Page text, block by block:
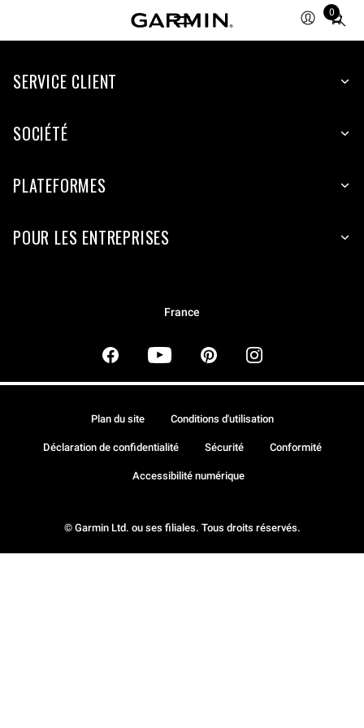
0
Total
items
cart:
SERVICE CLIENT
SOCIÉTÉ
PLATEFORMES
POUR LES ENTREPRISES
France
© Garmin Ltd. ou ses filiales. Tous droits réservés.
Plan du site Conditions d'utilisation
Déclaration de confidentialité Sécurité Conformité
Accessibilité numérique